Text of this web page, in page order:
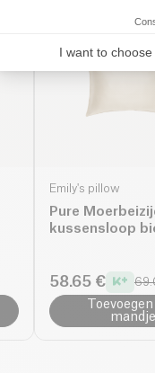
Emily's pillow
Pure
kussensloop
58.65 €
mandje
I want to choose